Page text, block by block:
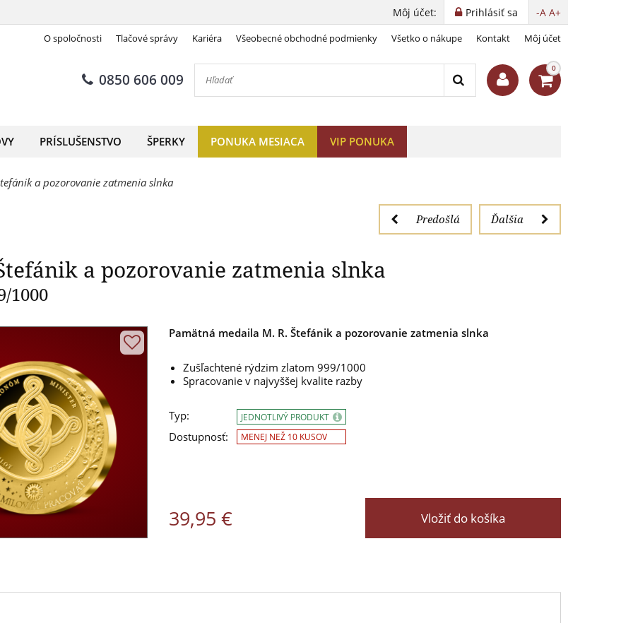
-A A+
Prihlásiť sa
Môj účet:
O spoločnosti Tlačové správy Kariéra Všeobecné obchodné podmienky Všetko o nákupe Kontakt Môj účet
0850 606 009
0
PRÍSLUŠENSTVO ŠPERKY PONUKA MESIACA VIP PONUKA
a pozorovanie zatmenia slnka
Ďalšia
Predošlá
a pozorovanie zatmenia slnka
1000
Pamätná medaila M. R. Štefánik a pozorovanie zatmenia slnka
Zušľachtené rýdzim zlatom 999/1000
Spracovanie v najvyššej kvalite razby
Typ:
Dostupnosť:
JEDNOTLIVÝ PRODUKT
MENEJ NEŽ 10 KUSOV
39,95 € Vložiť do košíka
M. R. Štefánik a pozorovanie zatmenia slnka